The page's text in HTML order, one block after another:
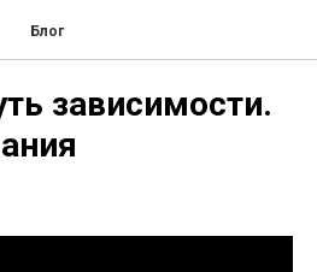
Блог
зависимости.